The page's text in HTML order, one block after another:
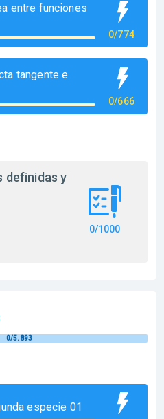
entre funciones
0/774
tangente e
0/666
definidas y
0/1000
0/5.893
especie 01